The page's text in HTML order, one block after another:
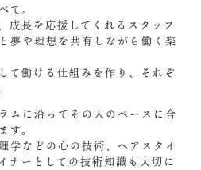
て。
成長を応援してくれるスタッフ
夢や理想を共有しながら働く楽
て働ける仕組みを作り、それぞ
ムに沿ってその人のペースに合
す。
学などの心の技術、ヘアスタイ
ナーとしての技術知識も大切に